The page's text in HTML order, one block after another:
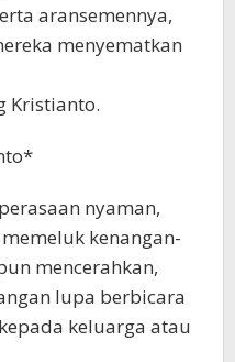
aransemennya,
menyematkan
Kristianto.
nyaman,
kenangan-
mencerahkan,
lupa berbicara
keluarga atau